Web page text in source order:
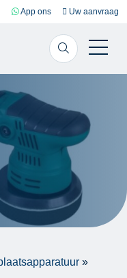
App ons Uw aanvraag
»